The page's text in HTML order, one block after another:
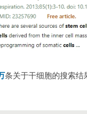
条关于干细胞的搜索结